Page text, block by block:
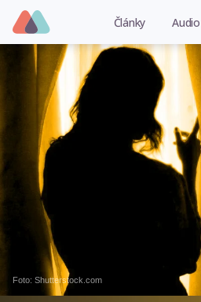
Články Audio
Foto: Shutterstock.com